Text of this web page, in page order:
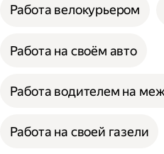
Работа велокурьером
Работа на своём авто
Работа водителем на
Работа на своей газели